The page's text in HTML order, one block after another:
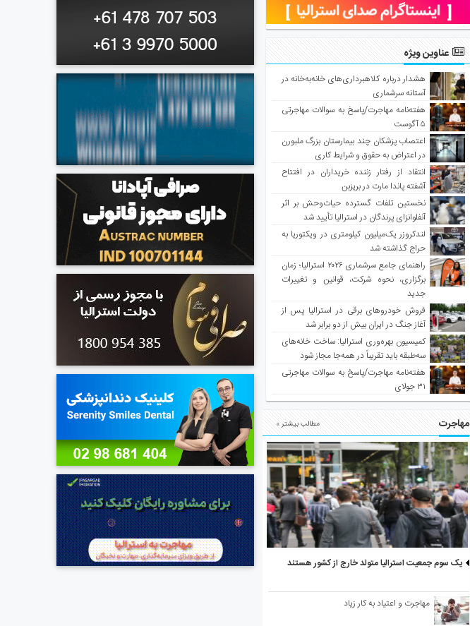
عناوین ویژه
هشدار درباره کلاهبرداری‌های خانه‌به‌خانه در
آستانه سرشماری
هفته‌نامه مهاجرت/پاسخ به سوالات مهاجرتی
۵ آگوست
اعتصاب پزشکان چند بیمارستان بزرگ ملبورن
در اعتراض به حقوق و شرایط کاری
انتقاد از رفتار زننده خریداران در افتتاح
آشفته پاندا مارت در بریزبن
نخستین تلفات گسترده حیات‌وحش بر اثر
آنفلوانزای پرندگان در استرالیا تأیید شد
لندکروزر یک‌میلیون کیلومتری در ویکتوریا به
حراج گذاشته شد
راهنمای جامع سرشماری ۲۰۲۶ استرالیا؛ زمان
برگزاری، نحوه شرکت، قوانین و تغییرات
جدید
فروش خودروهای برقی در استرالیا پس از
آغاز جنگ در ایران بیش از دو برابر شد
کمیسیون بهره‌وری استرالیا: ساخت خانه‌های
سه‌طبقه باید تقریباً در همه‌جا مجاز شود
هفته‌نامه مهاجرت/پاسخ به سوالات مهاجرتی
۳۱ جولای
مهاجرت مطالب بیشتر »
یک سوم جمعیت استرالیا متولد خارج از کشور هستند
مهاجرت و اعتیاد به کار زیاد